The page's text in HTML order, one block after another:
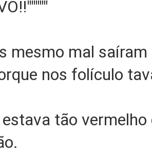
mesmo mal
nos folículo
estava tão